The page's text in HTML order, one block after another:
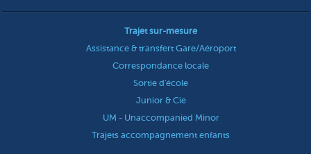
Trajet sur-mesure
Assistance & transfert Gare/Aéroport
Correspondance locale
Sortie d'école
Junior & Cie
UM - Unaccompanied Minor
Trajets accompagnement enfants